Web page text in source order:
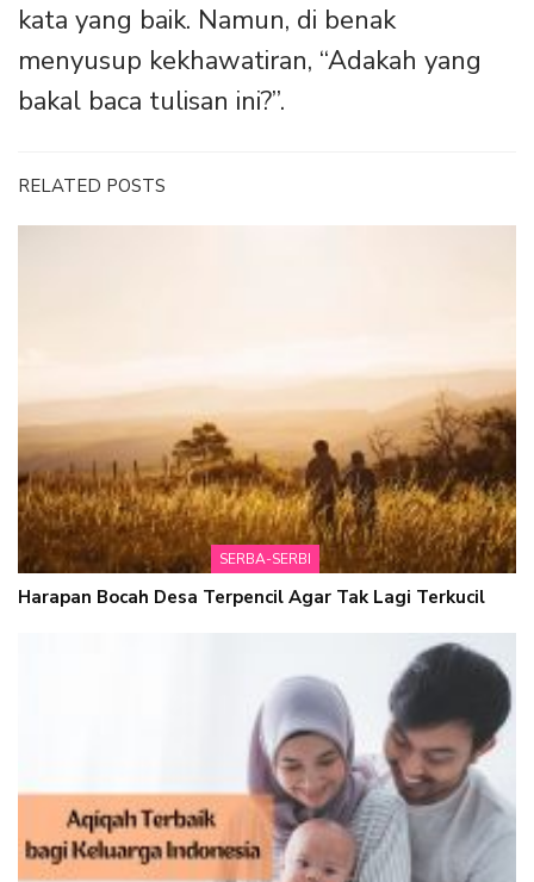
kata yang baik. Namun, di benak
menyusup kekhawatiran, “Adakah yang
bakal baca tulisan ini?”.
RELATED POSTS
SERBA-SERBI
Harapan Bocah Desa Terpencil Agar Tak Lagi Terkucil